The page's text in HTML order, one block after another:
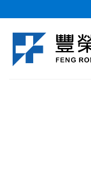
to
content